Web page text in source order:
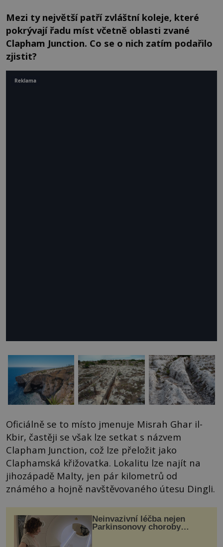
Mezi ty největší patří zvláštní koleje, které
pokrývají řadu míst včetně oblasti zvané
Clapham Junction. Co se o nich zatím podařilo
zjistit?
Oficiálně se to místo jmenuje Misrah Ghar il-
Kbir, častěji se však lze setkat s názvem
Clapham Junction, což lze přeložit jako
Claphamská křižovatka. Lokalitu lze najít na
jihozápadě Malty, jen pár kilometrů od
známého a hojně navštěvovaného útesu Dingli.
Neinvazivní léčba nejen
Parkinsonovy choroby
Reklama